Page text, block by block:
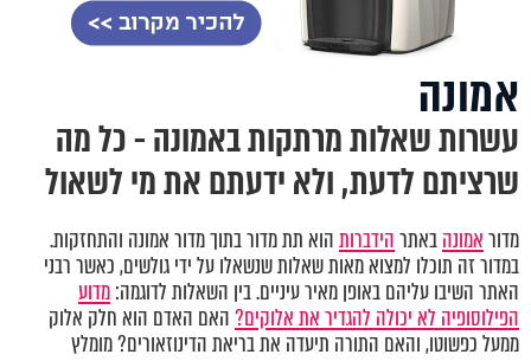
אמונה
עשרות שאלות מרתקות באמונה - כל מה
שרציתם לדעת, ולא ידעתם את מי לשאול
מדוראמונהבאתרהידברותהוא תת מדור בתוך מדור אמונה והתחזקות.
במדור זה תוכלו למצוא מאות שאלות שנשאלו על ידי גולשים, כאשר רבני
האתר השיבו עליהם באופן מאיר עיניים. בין השאלות לדוגמה:מדוע
הפילוסופיה לא יכולה להגדיר את אלוקים?האם האדם הוא חלק אלוק
ממעל כפשוטו, והאם התורה תיעדה את בריאת הדינוזאורים? מומלץ